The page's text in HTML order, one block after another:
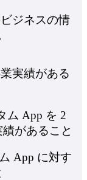
ジネスの情
実績がある
ム App を 2
があること
App に対す